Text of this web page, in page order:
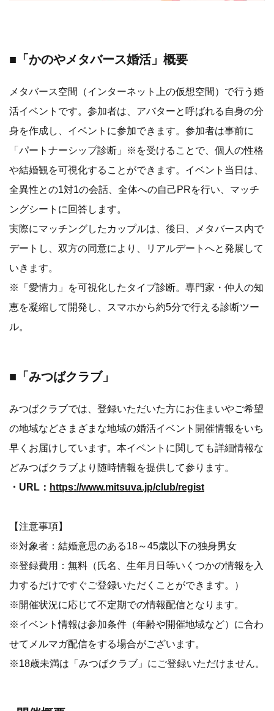
■「かのやメタバース婚活」概要
メタバース空間（インターネット上の仮想空間）で行う婚
活イベントです。参加者は、アバターと呼ばれる自身の分
身を作成し、イベントに参加できます。参加者は事前に
「パートナーシップ診断」※を受けることで、個人の性格
や結婚観を可視化することができます。イベント当日は、
全異性との1対1の会話、全体への自己PRを行い、マッチ
ングシートに回答します。
実際にマッチングしたカップルは、後日、メタバース内で
デートし、双方の同意により、リアルデートへと発展して
いきます。
※「愛情力」を可視化したタイプ診断。専門家・仲人の知
恵を凝縮して開発し、スマホから約5分で行える診断ツー
ル。
■「みつばクラブ」
みつばクラブでは、登録いただいた方にお住まいやご希望
の地域などさまざまな地域の婚活イベント開催情報をいち
早くお届けしています。本イベントに関しても詳細情報な
どみつばクラブより随時情報を提供して参ります。
・URL： https://www.mitsuva.jp/club/regist
【注意事項】
※対象者：結婚意思のある18～45歳以下の独身男女
※登録費用：無料（氏名、生年月日等いくつかの情報を入
力するだけですぐご登録いただくことができます。）
※開催状況に応じて不定期での情報配信となります。
※イベント情報は参加条件（年齢や開催地域など）に合わ
せてメルマガ配信をする場合がございます。
※18歳未満は「みつばクラブ」にご登録いただけません。